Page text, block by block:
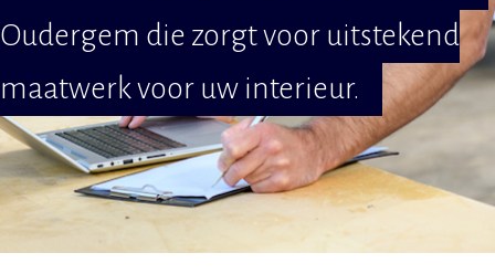
Oudergem die zorgt voor uitstekend
maatwerk voor uw interieur.